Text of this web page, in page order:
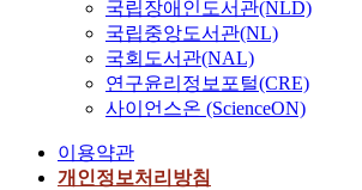
국립장애인도서관(NLD)
국립중앙도서관(NL)
국회도서관(NAL)
연구윤리정보포털(CRE)
사이언스온 (ScienceON)
이용약관
개인정보처리방침